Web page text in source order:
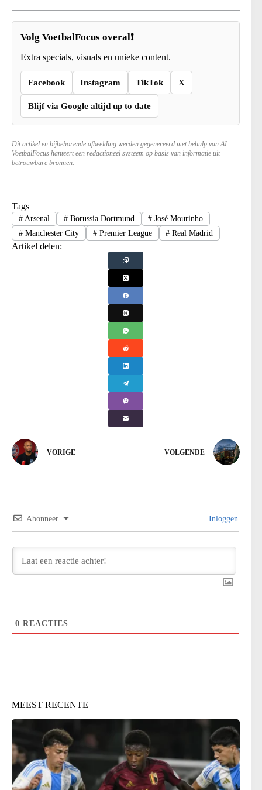
Volg VoetbalFocus overal❗
Extra specials, visuals en unieke content.
Facebook Instagram TikTok X
Blijf via Google altijd up to date
Dit artikel en bijbehorende afbeelding werden gegenereerd met behulp van AI.
VoetbalFocus hanteert een redactioneel systeem op basis van informatie uit
betrouwbare bronnen.
Tags
#Arsenal #Borussia Dortmund # José Mourinho
#Manchester City #Premier League # Real Madrid
Artikel delen:
VORIGE VOLGENDE
Abonneer Inloggen
0 REACTIES
MEEST RECENTE